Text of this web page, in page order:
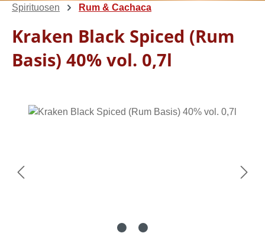
Spirituosen Rum & Cachaca
Kraken Black Spiced (Rum
Basis) 40% vol. 0,7l
Bildergalerie überspringen